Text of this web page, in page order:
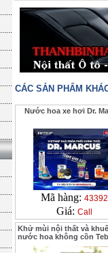
CÁC SẢN PHẨM
Nước hoa xe hơi Dr.
Mã hàng: 43392
Giá: Call
Khử mùi nội thất và
nước hoa không cồn